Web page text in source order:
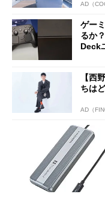
AD（
ゲー
るか
Deck
【西
ちは
AD（